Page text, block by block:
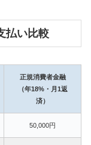
払い比較
正規消費者金融
（年18%・月1返
済）
50,000円